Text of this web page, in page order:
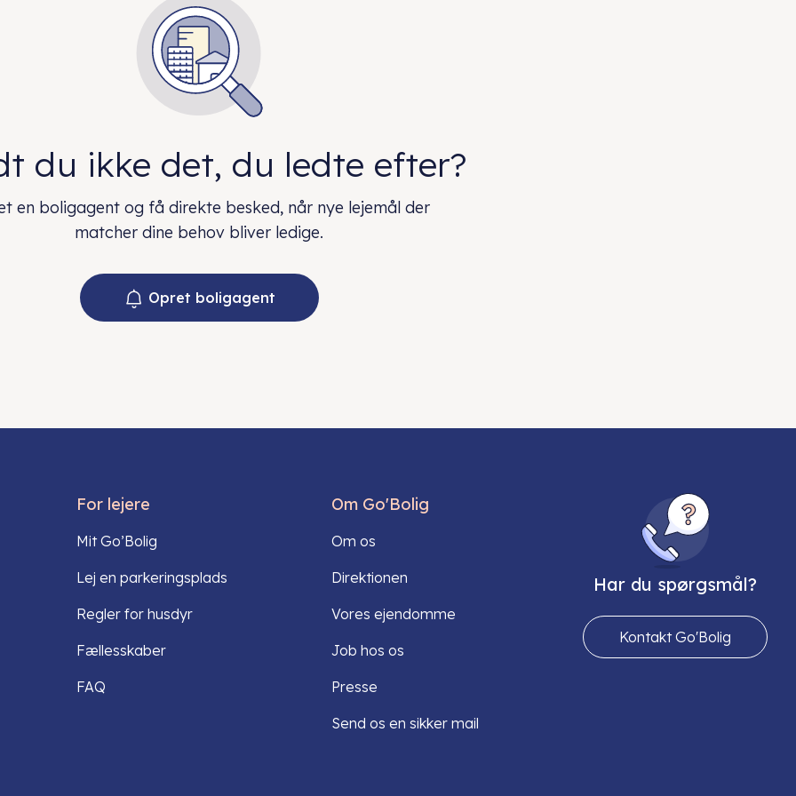
du ikke det, du ledte efter?
en boligagent og få direkte besked, når nye lejemål der
matcher dine behov bliver ledige.
Opret boligagent
For lejere
Mit Go’Bolig
Lej en parkeringsplads
Regler for husdyr
Fællesskaber
FAQ
Om Go'Bolig
Om os
Direktionen
Vores ejendomme
Job hos os
Presse
Send os en sikker mail
Har du spørgsmål?
Kontakt Go'Bolig